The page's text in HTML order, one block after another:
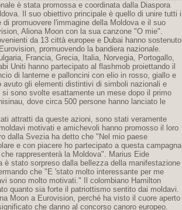
è stata promossa e coordinata dalla Diaspora
Il suo obiettivo principale è quello di unire tutti i
di promuovere l'immagine della Moldova e il suo
Aliona Moon con la sua canzone "O mie".
da 13 città europee e Dubai hanno sostenuto
promuovendo la bandiera nazionale.
Francia, Grecia, Italia, Norvegia, Portogallo,
Uniti hanno partecipato al flashmob proiettando il
di lanterne e palloncini con elio in rosso, giallo e
avuto gli elementi distintivi di simboli nazionali e
sono svolte esattamente un mese dopo il primo
dove circa 500 persone hanno lanciato le
attratti da queste azioni, sono stati veramente
motivati ​​e amichevoli hanno promosso il loro
dalla Svezia ha detto che "Nel mio paese
e con piacere ho partecipato a questa campagna
rappresenterà la Moldova". Marius Eide
è stato sorpreso dalla bellezza della manifestazione
che "E 'stato molto interessante per me
sono molto motivati." Il colombiano Hamilton
quanto sia forte il patriottismo sentito dai moldavi.
Moon a Eurovision, perché ha visto il cuore aperto
che danno al concorso canoro europeo.